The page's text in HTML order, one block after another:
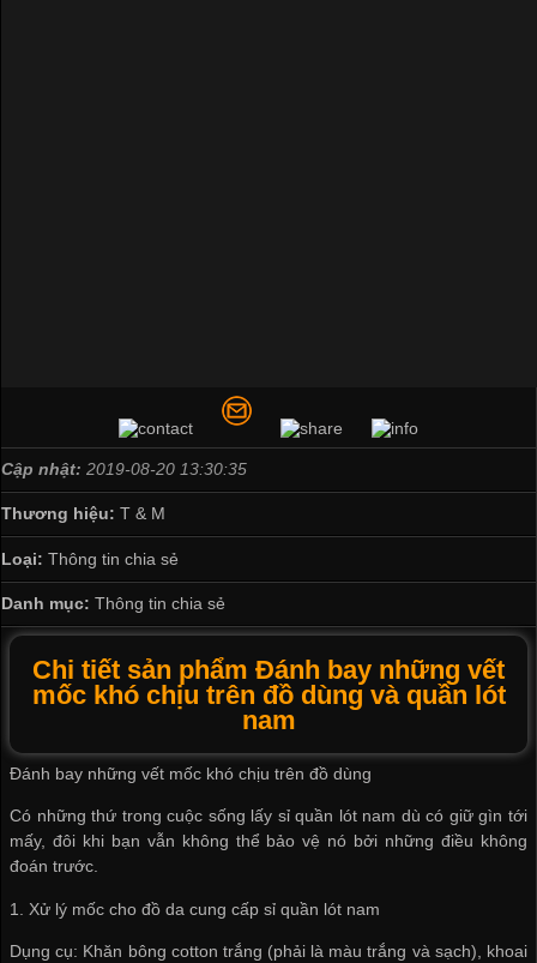
Cập nhật: 2019-08-20 13:30:35
Thương hiệu: T & M
Loại: Thông tin chia sẻ
Danh mục: Thông tin chia sẻ
Chi tiết sản phẩm Đánh bay những vết
mốc khó chịu trên đồ dùng và quần lót
nam
Đánh bay những vết mốc khó chịu trên đồ dùng
Có những thứ trong cuộc sống lấy sỉ quần lót nam dù có giữ gìn tới
mấy, đôi khi bạn vẫn không thể bảo vệ nó bởi những điều không
đoán trước.
1. Xử lý mốc cho đồ dacung cấp sỉ quần lót nam
Dụng cụ: Khăn bông cotton trắng (phải là màu trắng và sạch), khoai